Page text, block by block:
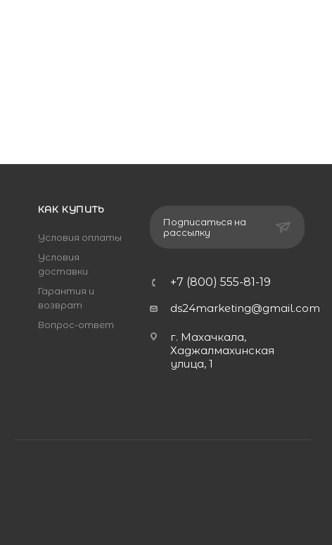
КАК КУПИТЬ
Условия оплаты
Условия
доставки
Гарантия и
возврат
Вопрос-ответ
Подписаться на
рассылку
+7 (800) 555-81-19
ds24marketing@gmail.com
г. Махачкала,
Хаджалмахинская
улица, 1